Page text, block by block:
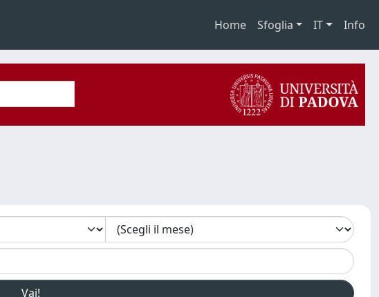
Home Sfoglia IT Info